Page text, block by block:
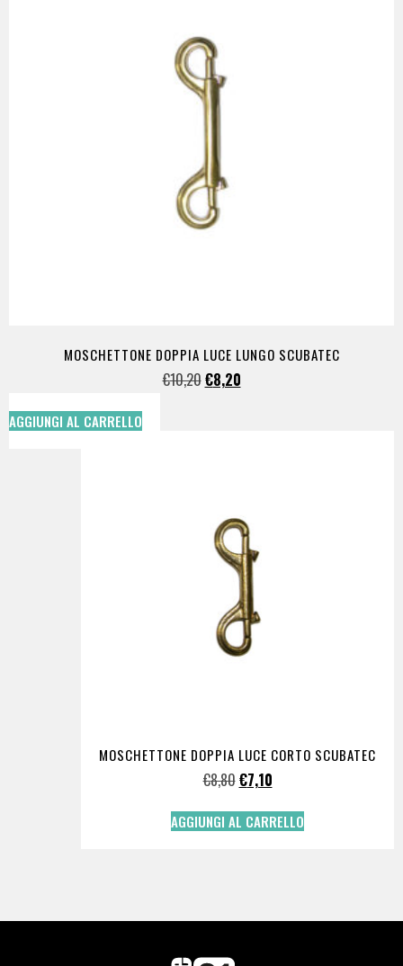
MOSCHETTONE DOPPIA LUCE LUNGO SCUBATEC
€10,20€8,20
AGGIUNGI AL CARRELLO
MOSCHETTONE DOPPIA LUCE CORTO SCUBATEC
€8,80€7,10
AGGIUNGI AL CARRELLO